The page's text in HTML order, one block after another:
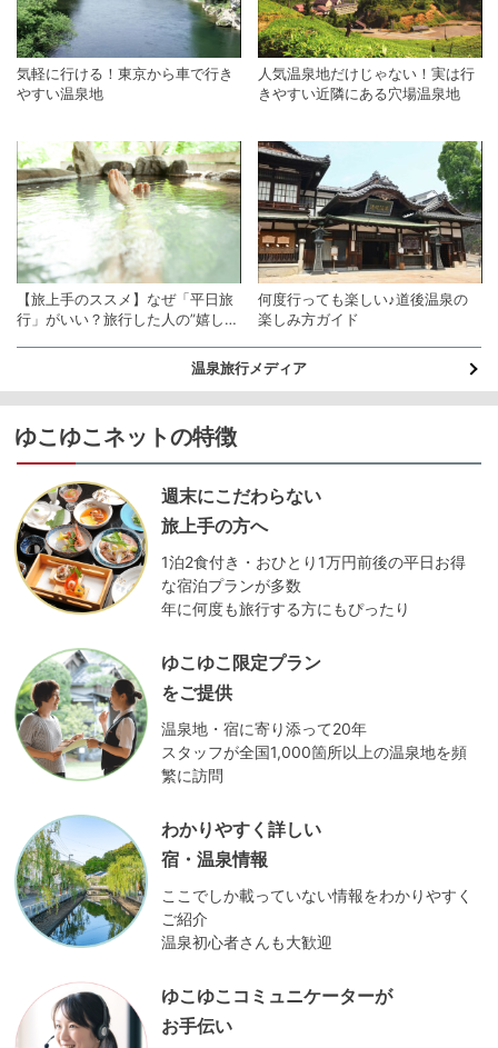
気軽に行ける！東京から車で行き
やすい温泉地
人気温泉地だけじゃない！実は行
きやすい近隣にある穴場温泉地
【旅上手のススメ】なぜ「平日旅
行」がいい？旅行した人の”嬉しい
何度行っても楽しい♪道後温泉の
楽しみ方ガイド
温泉旅行メディア
ゆこゆこネットの特徴
週末にこだわらない
旅上手の方へ
1泊2食付き・おひとり1万円前後の平日お得
な宿泊プランが多数
年に何度も旅行する方にもぴったり
ゆこゆこ限定プラン
をご提供
温泉地・宿に寄り添って20年
スタッフが全国1,000箇所以上の温泉地を頻
繁に訪問
わかりやすく詳しい
宿・温泉情報
ここでしか載っていない情報をわかりやすく
ご紹介
温泉初心者さんも大歓迎
ゆこゆこコミュニケーターが
お手伝い